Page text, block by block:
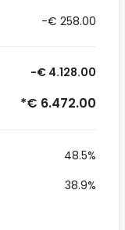
-€ 258.00
-€ 4.128.00
*€ 6.472.00
48.5%
38.9%